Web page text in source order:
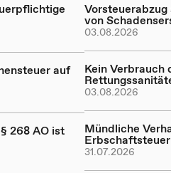
auf
268 AO ist
von
03.08.2026
Kein Verbrauch
03.08.2026
Mündliche
Erbschaftsteuer
31.07.2026